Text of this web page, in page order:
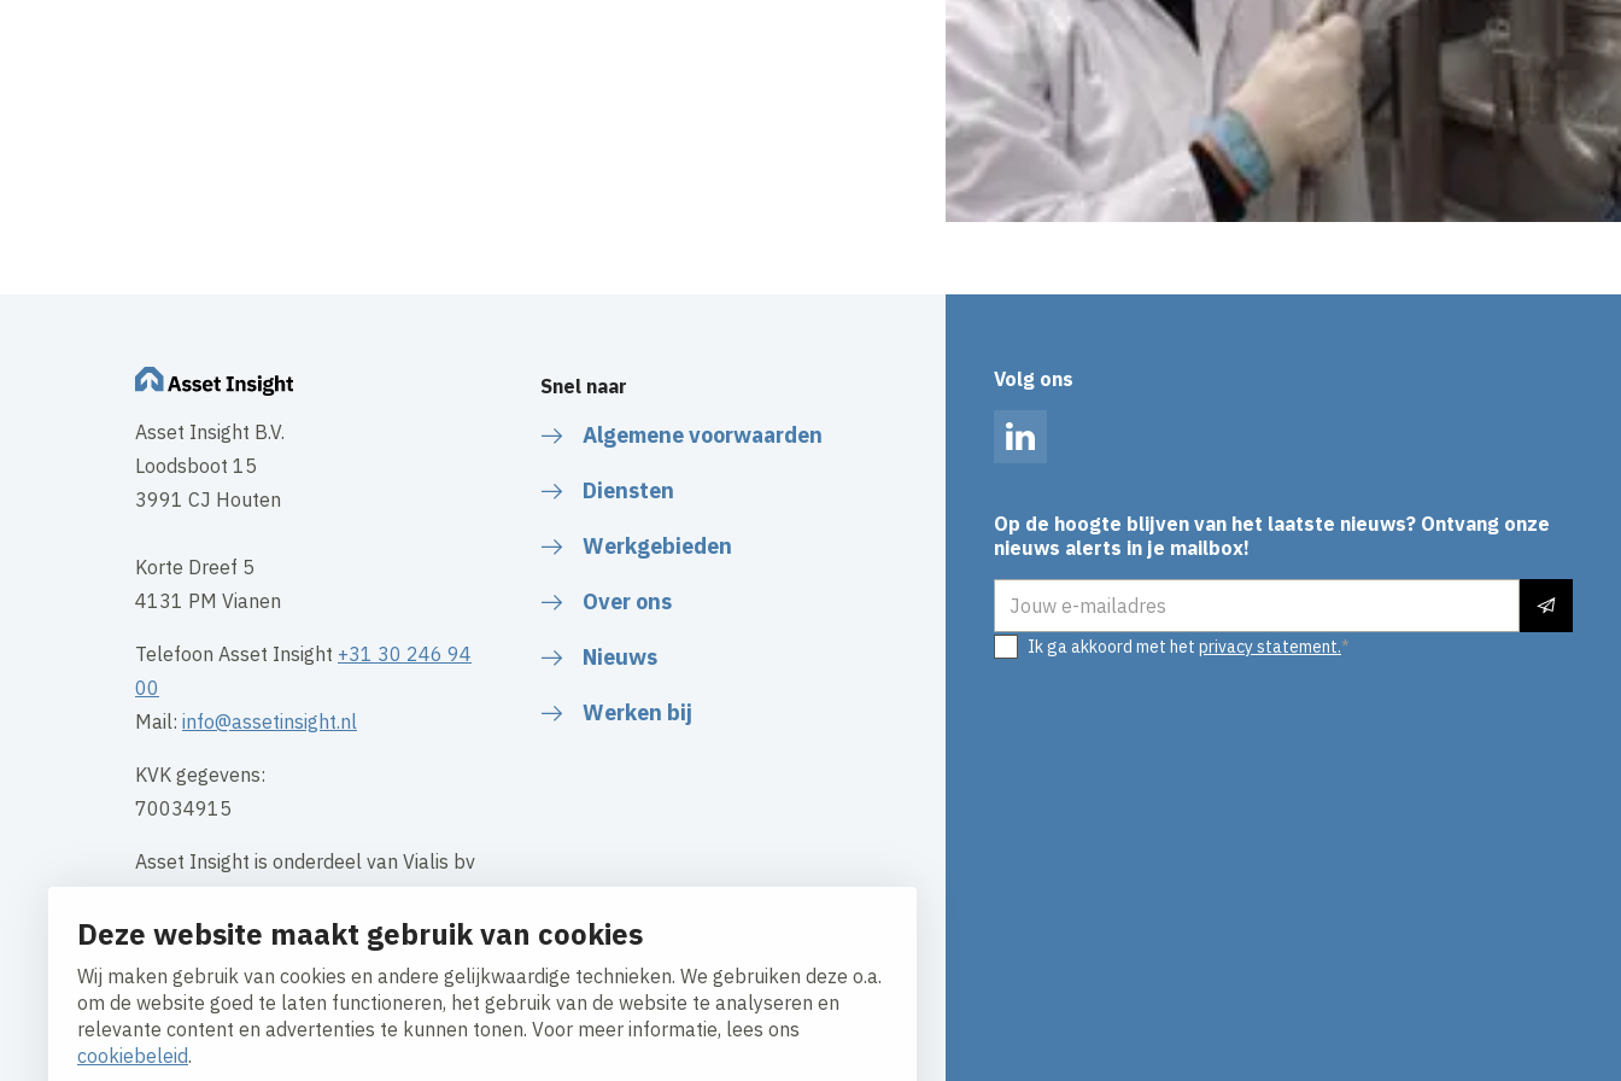
Deze website maakt gebruik van cookies
Wij maken gebruik van cookies en andere gelijkwaardige technieken. We gebruiken deze o.a.
om de website goed te laten functioneren, het gebruik van de website te analyseren en
relevante content en advertenties te kunnen tonen. Voor meer informatie, lees ons
cookiebeleid.
Asset Insight B.V.
Loodsboot 15
3991 CJ Houten
Korte Dreef 5
4131 PM Vianen
Telefoon Asset Insight +31 30 246 94
00
Mail: info@assetinsight.nl
KVK gegevens:
70034915
Asset Insight is onderdeel van Vialis bv
Vialis, Houten Loodsboot 15, 3991 CJ
Telefoon Vialis algemeen: +31 30 694
35 00
Contact
Snel naar
Algemene voorwaarden
Diensten
Werkgebieden
Over ons
Nieuws
Werken bij
Volg ons
LinkedIn
Op de hoogte blijven van het laatste nieuws? Ontvang onze
nieuws alerts in je mailbox!
Ik ga akkoord met het privacy statement.